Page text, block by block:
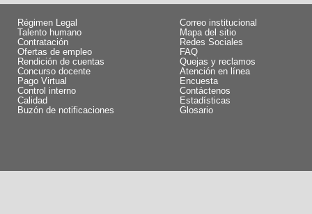
Régimen Legal
Talento humano
Contratación
Ofertas de empleo
Rendición de cuentas
Concurso docente
Pago Virtual
Control interno
Calidad
Buzón de notificaciones
Correo institucional
Mapa del sitio
Redes Sociales
FAQ
Quejas y reclamos
Atención en línea
Encuesta
Contáctenos
Estadísticas
Glosario